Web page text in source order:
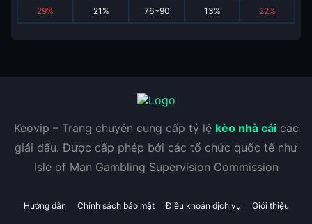
29% 21 % 76~90 13% 22%
Keovip – Trang chuyên cung cấp tỷ lệ kèo nhà cáicác
giải đấu. Được cấp phép bởi các tổ chức quốc tế như
Isle of Man Gambling Supervision Commission
Hướng dẫn Chính sách bảo mật Điều khoản dịch vụ Giới thiệu